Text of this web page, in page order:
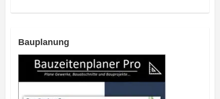
Bauplanung